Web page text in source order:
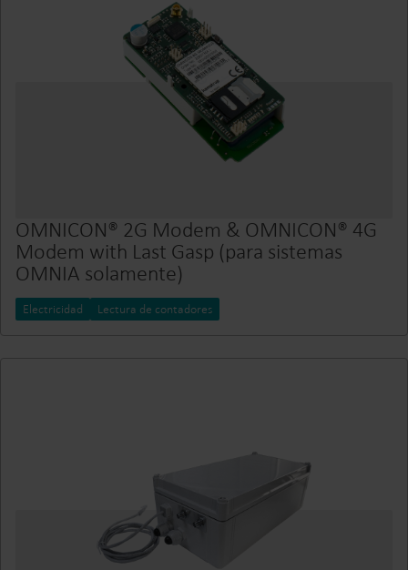
OMNICON® 2G Modem & OMNICON® 4G
Modem with Last Gasp (para sistemas
OMNIA solamente)
Electricidad Lectura de contadores